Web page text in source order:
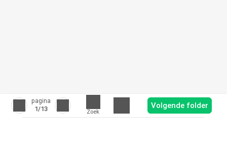
pagina
1/13 Zoek
Volgende folder